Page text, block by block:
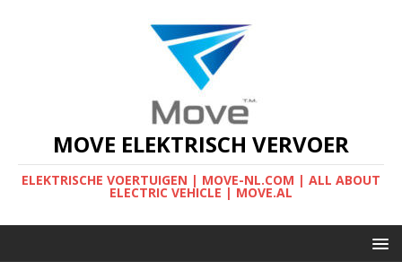
MOVE ELEKTRISCH VERVOER
ELEKTRISCHE VOERTUIGEN | MOVE-NL.COM | ALL ABOUT
ELECTRIC VEHICLE | MOVE.AL